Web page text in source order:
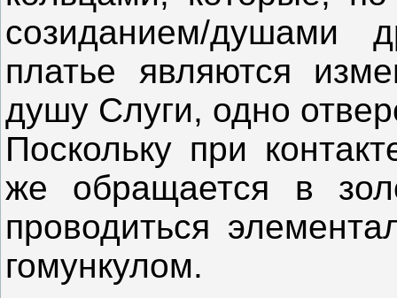
созиданием/душами
платье являются
душу Слуги, одно
Поскольку при
же обращается в
проводиться
гомункулом.